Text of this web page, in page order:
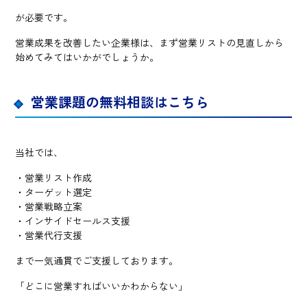
が必要です。
営業成果を改善したい企業様は、まず営業リストの見直しから
始めてみてはいかがでしょうか。
営業課題の無料相談はこちら
当社では、
・営業リスト作成
・ターゲット選定
・営業戦略立案
・インサイドセールス支援
・営業代行支援
まで一気通貫でご支援しております。
「どこに営業すればいいかわからない」